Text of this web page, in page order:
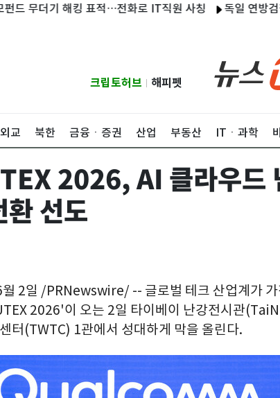
기 해킹 표적…전화로 IT직원 사칭 독일 연방검찰, 라
크립토허브 해피펫
외교 북한 금융ㆍ증권 산업 부동산 ITㆍ과학
2026, AI 클라우드
환 선도
월 2일 /PRNewswire/ -- 글로벌 테크 산업계가
2026'이 오는 2일 타이베이 난강전시관
터(TWTC) 1관에서 성대하게 막을 올린다.